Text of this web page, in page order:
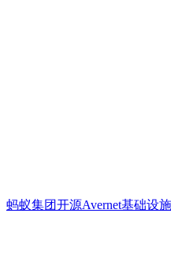
蚂蚁集团开源Avernet基础设